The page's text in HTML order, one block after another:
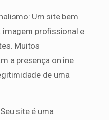
Um site bem
profissional e
Muitos
a presença online
de uma
site é uma